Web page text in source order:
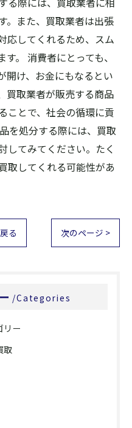
。また、買取業者は出張
応してくれるため、スム
。 消費者にとっても、
開け、お金にもなるとい
買取業者が販売する商品
ことで、社会の循環に貢
を処分する際には、買取
してみてください。たく
取してくれる可能性があ
る 次のページ >
Categories
リー
取